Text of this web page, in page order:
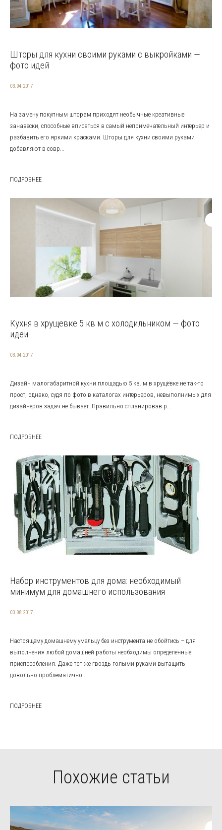
Шторы для кухни своими руками с выкройками —
фото идей
03.04.2017
На замену покупным шторам приходят необычные креативные
занавески, способные вписаться в самый непримечательный интерьер и
разбавить его яркими красками. Шторы для кухни своими руками
добавляют в совр...
ПОДРОБНЕЕ
Кухня в хрущевке 5 кв м с холодильником — фото
идеи
03.04.2017
Дизайн малогабаритной кухни площадью 5 кв. м в хрущёвке не так-то
прост, однако, судя по фото в каталогах интерьеров, невыполнимых для
дизайнеров задач не бывает. Правильно спланировав р...
ПОДРОБНЕЕ
Набор инструментов для дома: необходимый
минимум для домашнего использования
03.08.2017
Настоящему домашнему умельцу без инструмента не обойтись – для
выполнения любой домашней работы необходимы определенные
приспособления. Даже тот же гвоздь голыми руками вытащить
довольно проблематично...
ПОДРОБНЕЕ
Похожие статьи